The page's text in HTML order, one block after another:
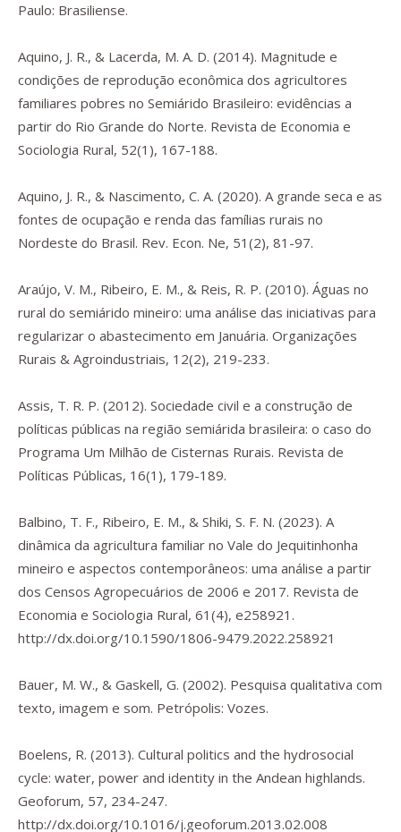
Paulo: Brasiliense.
Aquino, J. R., & Lacerda, M. A. D. (2014). Magnitude e
condições de reprodução econômica dos agricultores
familiares pobres no Semiárido Brasileiro: evidências a
partir do Rio Grande do Norte. Revista de Economia e
Sociologia Rural, 52(1), 167-188.
Aquino, J. R., & Nascimento, C. A. (2020). A grande seca e as
fontes de ocupação e renda das famílias rurais no
Nordeste do Brasil. Rev. Econ. Ne, 51 (2), 81-97.
Araújo, V. M., Ribeiro, E. M., & Reis, R. P. (2010). Águas no
rural do semiárido mineiro: uma análise das iniciativas para
regularizar o abastecimento em Januária. Organizações
Rurais & Agroindustriais, 12(2), 219-233.
Assis, T. R. P. (2012). Sociedade civil e a construção de
políticas públicas na região semiárida brasileira: o caso do
Programa Um Milhão de Cisternas Rurais. Revista de
Políticas Públicas, 16(1), 179-189.
Balbino, T. F., Ribeiro, E. M., & Shiki, S. F. N. (2023). A
dinâmica da agricultura familiar no Vale do Jequitinhonha
mineiro e aspectos contemporâneos: uma análise a partir
dos Censos Agropecuários de 2006 e 2017. Revista de
Economia e Sociologia Rural, 61 (4), e258921.
http://dx.doi.org/10.1590/1806-9479.2022.258921
Bauer, M. W., & Gaskell, G. (2002). Pesquisa qualitativa com
texto, imagem e som. Petrópolis: Vozes.
Boelens, R. (2013). Cultural politics and the hydrosocial
cycle: water, power and identity in the Andean highlands.
Geoforum, 57, 234-247.
http://dx.doi.org/10.1016/j.geoforum.2013.02.008